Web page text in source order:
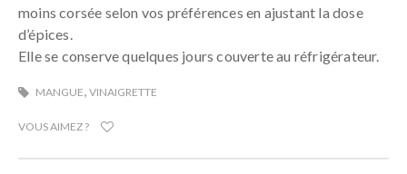
moins corsée selon vos préférences en ajustant la dose
d’épices.
Elle se conserve quelques jours couverte au réfrigérateur.
MANGUE VINAIGRETTE
VOUS AIMEZ ?